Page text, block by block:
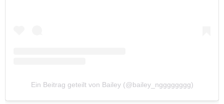
Ein Beitrag geteilt von Bailey (@bailey_ngggggggg)